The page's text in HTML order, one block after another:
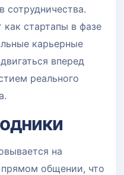
сотрудничества.
стартапы в фазе
карьерные
вперед
реального
на
общении, что